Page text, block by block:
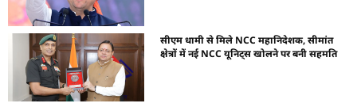
सीएम धामी से मिले NCC महानिदेशक, सीमांत
क्षेत्रों में नई NCC यूनिट्स खोलने पर बनी सहमति